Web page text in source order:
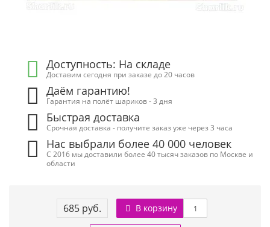
Доступность: На складе
Доставим сегодня при заказе до 20 часов
Даём гарантию!
Гарантия на полёт шариков - 3 дня
Быстрая доставка
Срочная доставка - получите заказ уже через 3 часа
Нас выбрали более 40 000 человек
С 2016 мы доставили более 40 тысяч заказов по Москве и
области
685 руб. В корзину